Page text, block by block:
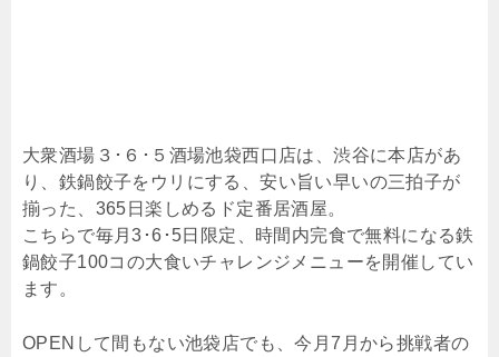
大衆酒場３･６･５酒場池袋西口店は、渋谷に本店があ
り、鉄鍋餃子をウリにする、安い旨い早いの三拍子が
揃った、365日楽しめるド定番居酒屋。
こちらで毎月3･6･5日限定、時間内完食で無料になる鉄
鍋餃子100コの大食いチャレンジメニューを開催してい
ます。
OPENして間もない池袋店でも、今月7月から挑戦者の